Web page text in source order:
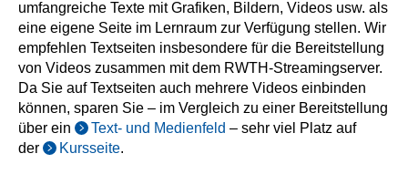
umfangreiche Texte mit Grafiken, Bildern, Videos usw. als
eine eigene Seite im Lernraum zur Verfügung stellen. Wir
empfehlen Textseiten insbesondere für die Bereitstellung
von Videos zusammen mit dem RWTH-Streamingserver.
Da Sie auf Textseiten auch mehrere Videos einbinden
können, sparen Sie – im Vergleich zu einer Bereitstellung
über ein
Text- und Medienfeld – sehr viel Platz auf
der
Kursseite.